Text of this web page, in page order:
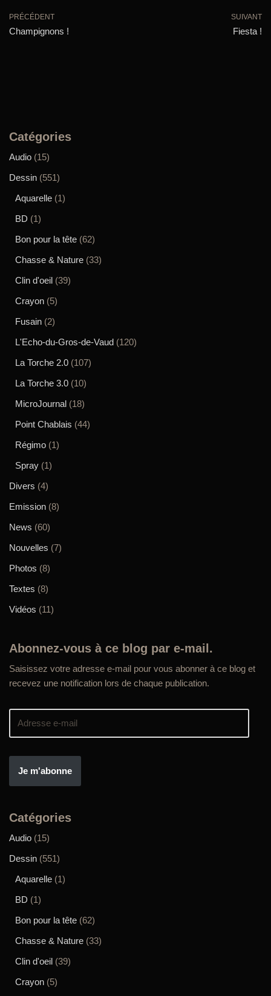
PRÉCÉDENT
Champignons !
SUIVANT
Fiesta !
Catégories
Audio (15)
Dessin (551)
Aquarelle (1)
BD (1)
Bon pour la tête (62)
Chasse & Nature (33)
Clin d'oeil (39)
Crayon (5)
Fusain (2)
L'Echo-du-Gros-de-Vaud (120)
La Torche 2.0 (107)
La Torche 3.0 (10)
MicroJournal (18)
Point Chablais (44)
Régimo (1)
Spray (1)
Divers (4)
Emission (8)
News (60)
Nouvelles (7)
Photos (8)
Textes (8)
Vidéos (11)
Abonnez-vous à ce blog par e-mail.
Saisissez votre adresse e-mail pour vous abonner à ce blog et
recevez une notification lors de chaque publication.
Je m'abonne
Catégories
Audio (15)
Dessin (551)
Aquarelle (1)
BD (1)
Bon pour la tête (62)
Chasse & Nature (33)
Clin d'oeil (39)
Crayon (5)